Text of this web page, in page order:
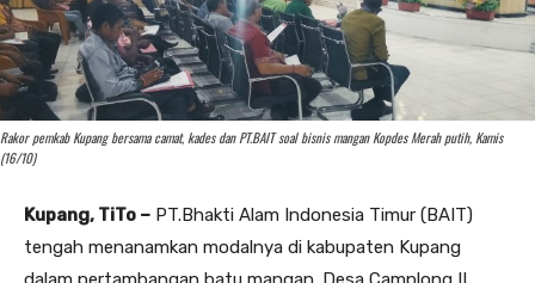
Rakor pemkab Kupang bersama camat, kades dan PT.BAIT soal bisnis mangan Kopdes Merah putih, Kamis
(16/10)
Kupang, TiTo – PT.Bhakti Alam Indonesia Timur (BAIT)
tengah menanamkan modalnya di kabupaten Kupang